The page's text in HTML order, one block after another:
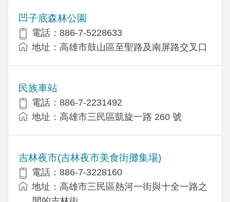
凹子底森林公園
電話：886-7-5228633
地址：高雄市鼓山區至聖路及南屏路交叉口
民族車站
電話：886-7-2231492
地址：高雄市三民區凱旋一路 260 號
吉林夜市(吉林夜市美食街攤集場)
電話：886-7-3228160
地址：高雄市三民區熱河一街與十全一路之